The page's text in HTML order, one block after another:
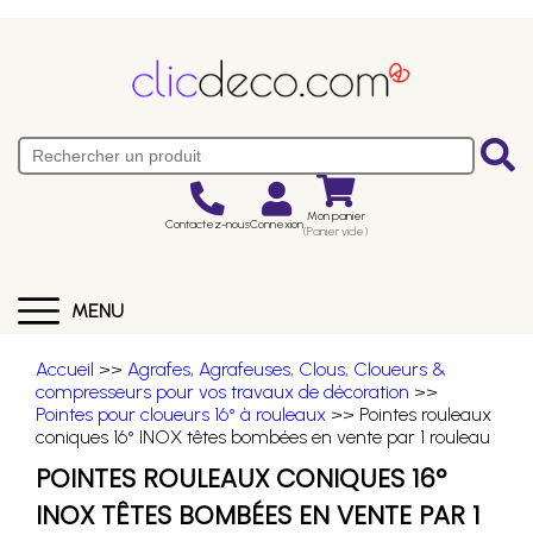
Contactez-nousConnexion Mon panier
(Panier vide)
MENU
Accueil >> Agrafes, Agrafeuses, Clous, Cloueurs &
compresseurs pour vos travaux de décoration >>
Pointes pour cloueurs 16° à rouleaux >> Pointes rouleaux
coniques 16° INOX têtes bombées en vente par 1 rouleau
POINTES ROULEAUX CONIQUES 16°
INOX TÊTES BOMBÉES EN VENTE PAR 1